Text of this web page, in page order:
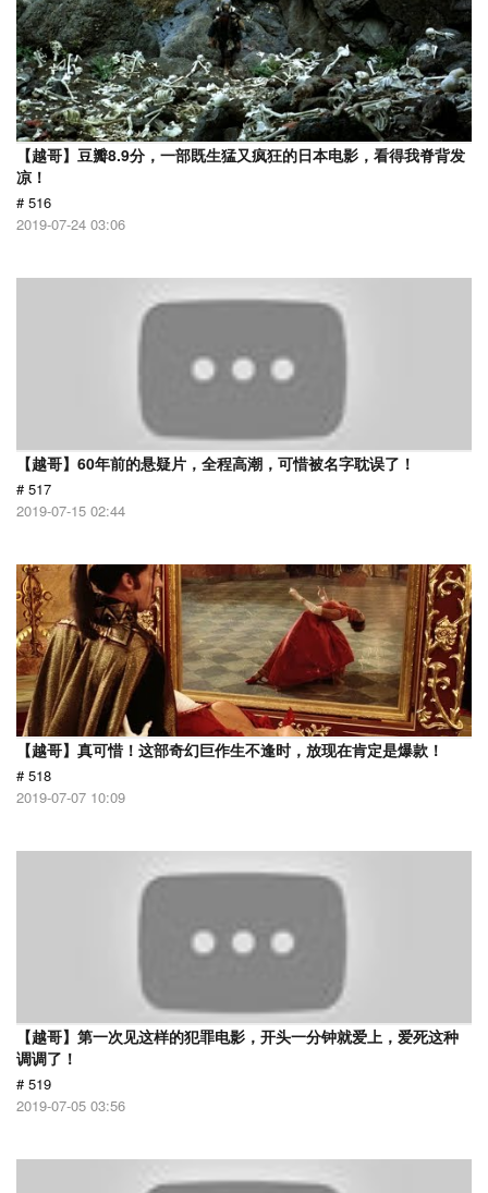
【越哥】豆瓣8.9分，一部既生猛又疯狂的日本电影，看得我脊背发
凉！
# 516
2019-07-24 03:06
【越哥】60年前的悬疑片，全程高潮，可惜被名字耽误了！
# 517
2019-07-15 02:44
【越哥】真可惜！这部奇幻巨作生不逢时，放现在肯定是爆款！
# 518
2019-07-07 10:09
【越哥】第一次见这样的犯罪电影，开头一分钟就爱上，爱死这种
调调了！
# 519
2019-07-05 03:56